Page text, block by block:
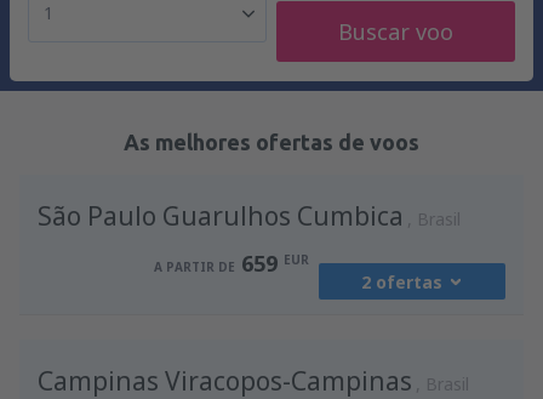
1
Buscar voo
As melhores ofertas de voos
São Paulo Guarulhos Cumbica Brasil
A PARTIR DE 659 EUR
2 ofertas
A PARTIR DE 677EUR
Campinas Viracopos-Campinas Brasil